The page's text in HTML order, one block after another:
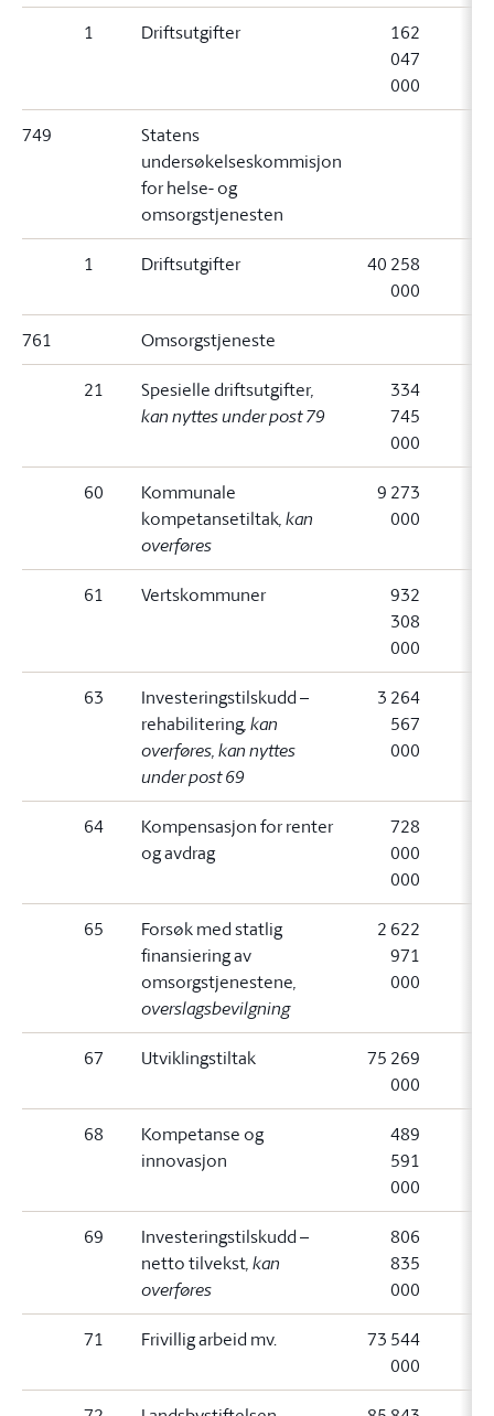
1 Driftsutgifter
162
047
000
749
Statens
undersøkelseskommisjon
for helse- og
omsorgstjenesten
1 Driftsutgifter
40 258
000
761 Omsorgstjeneste
21 Spesielle driftsutgifter,
kan nyttes under post 79
334
745
000
60
Kommunale
kompetansetiltak, kan
overføres
9 273
000
61 Vertskommuner
932
308
000
63
Investeringstilskudd –
rehabilitering, kan
overføres, kan nyttes
under post 69
3 264
567
000
64
Kompensasjon for renter
og avdrag
728
000
000
65
Forsøk med statlig
finansiering av
omsorgstjenestene,
overslagsbevilgning
2 622
971
000
67 Utviklingstiltak
75 269
000
68
Kompetanse og
innovasjon
489
591
000
69
Investeringstilskudd –
netto tilvekst, kan
overføres
806
835
000
71 Frivillig arbeid mv.
73 544
000